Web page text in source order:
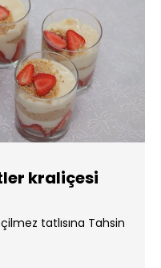
kraliçesi
tatlısına Tahsin